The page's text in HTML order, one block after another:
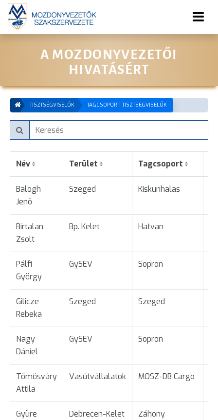
A MOZDONYVEZETŐI
HIVATÁSÉRT
TISZTSÉGVISELŐK TAGCSOPORTI TISZTSÉGVISELŐK
Név Terület Tagcsoport
Balogh
Jenő
Szeged Kiskunhalas
Birtalan
Zsolt
Bp. Kelet Hatvan
Pálfi
György
GySEV Sopron
Gilicze
Rebeka
Szeged Szeged
Nagy
Dániel
GySEV Sopron
Tömösváry
Attila
Vasútvállalatok MOSZ-DB Cargo
Gyüre
Debrecen-Kelet Záhony